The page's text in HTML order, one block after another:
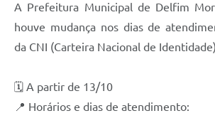
A Prefeitura Municipal de Delfim
houve mudança nos dias de
da CNI (Carteira Nacional de
🗓️ A partir de 13/10
📍 Horários e dias de atendimento: